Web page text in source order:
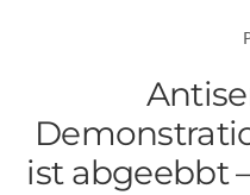
ist abgeebbt